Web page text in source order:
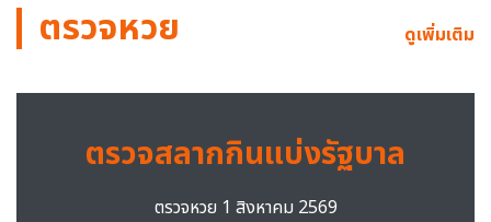
ตรวจหวย ดูเพิ่มเติม
ตรวจสลากกินแบ่งรัฐบาล
ตรวจหวย 1 สิงหาคม 2569